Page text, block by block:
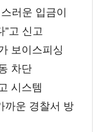
러운 입금이
”고 신고
보이스피싱
차단
시스템
까운 경찰서 방